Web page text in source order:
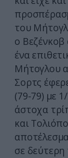
του
ο Βεζένκοβ
ένα
Μήτογλου
Σορτς
(79-79) με
άστοχα
και
σε